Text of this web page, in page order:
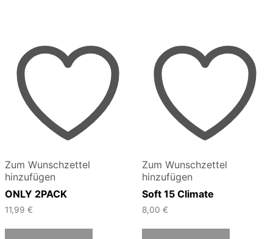
Zum Wunschzettel
hinzufügen
ONLY 2PACK
11,99 €
Zum Wunschzettel
hinzufügen
Soft 15 Climate
8,00 €